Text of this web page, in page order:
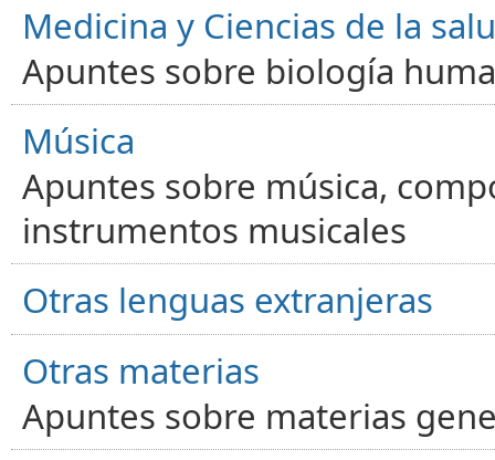
Medicina y Ciencias de la
Apuntes sobre biología
Música
Apuntes sobre música,
instrumentos musicales
Otras lenguas extranjeras
Otras materias
Apuntes sobre materias